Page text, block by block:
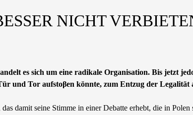
NICHT
es sich um eine radikale Organisation. Bis jetzt
und Tor aufstoβen könnte, zum Entzug der
damit seine Stimme in einer Debatte erhebt, die in